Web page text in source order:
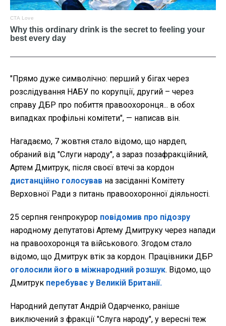
"Прямо дуже символічно: перший у бігах через
розслідування НАБУ по корупції, другий – через
справу ДБР про побиття правоохоронця... в обох
випадках профільні комітети", — написав він.
Нагадаємо, 7 жовтня стало відомо, що нардеп,
обраний від "Слуги народу", а зараз позафракційний,
Артем Дмитрук, після своєї втечі за кордон
дистанційно голосував на засіданні Комітету
Верховної Ради з питань правоохоронної діяльності.
25 серпня генпрокурор повідомив про підозру
народному депутатові Артему Дмитруку через напади
на правоохоронця та військового. Згодом стало
відомо, що Дмитрук втік за кордон. Працівники ДБР
оголосили його в міжнародний розшук. Відомо, що
Дмитрук перебуває у Великій Британії.
Народний депутат Андрій Одарченко, раніше
виключений з фракції "Слуга народу", у вересні теж